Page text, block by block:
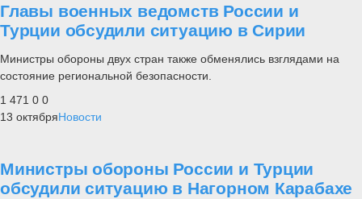
Главы военных ведомств России и
Турции обсудили ситуацию в Сирии
Министры обороны двух стран также обменялись взглядами на
состояние региональной безопасности.
1 471 0 0
13 октябряНовости
Министры обороны России и Турции
обсудили ситуацию в Нагорном Карабахе